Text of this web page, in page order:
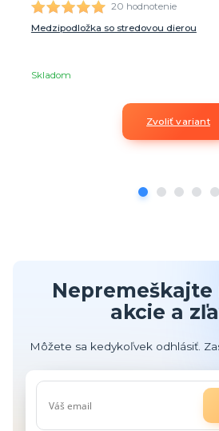
20 hodnotenie
Medzipodložka so stredovou dierou
Skladom
Zvoliť variant
akcie a
Môžete sa kedykoľvek odhlásiť.